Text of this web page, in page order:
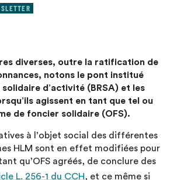
diverses, outre la ratification de
notons le pont institué
d’activité (BRSA) et les
agissent en tant que tel ou
de foncier solidaire (OFS).
à l’objet social des différentes
HLM sont en effet modifiées pour
qu’OFS agréés, de conclure des
L. 256-1 du CCH, et ce même si